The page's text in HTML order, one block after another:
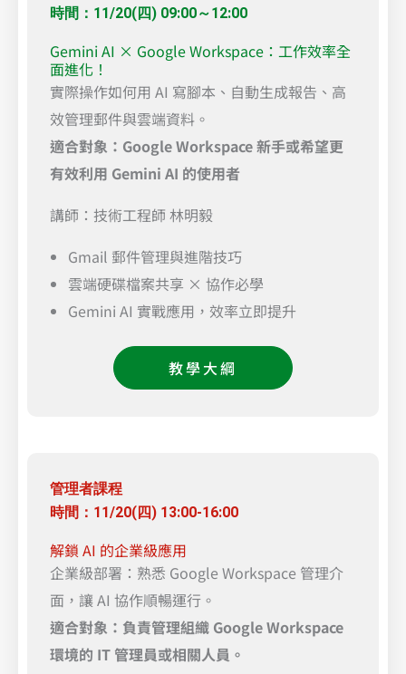
時間：11/20(四) 09:00～12:00
Gemini AI × Google Workspace：工作效率全
面進化！
實際操作如何用 AI 寫腳本、自動生成報告、高
效管理郵件與雲端資料。
適合對象：Google Workspace 新手或希望更
有效利用 Gemini AI 的使用者
講師：技術工程師 林明毅
Gmail 郵件管理與進階技巧
雲端硬碟檔案共享 × 協作必學
Gemini AI 實戰應用，效率立即提升
教學大綱
管理者課程
時間：11/20(四) 13:00-16:00
解鎖 AI 的企業級應用
企業級部署：熟悉 Google Workspace 管理介
面，讓 AI 協作順暢運行。
適合對象：負責管理組織 Google Workspace
環境的 IT 管理員或相關人員。